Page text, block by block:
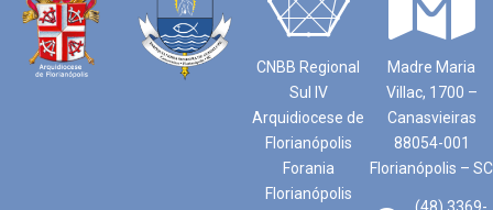
CNBB Regional
Sul IV
Arquidiocese de
Florianópolis
Forania
Florianópolis
Madre Maria
Villac, 1700 –
Canasvieiras
88054-001
Florianópolis – SC